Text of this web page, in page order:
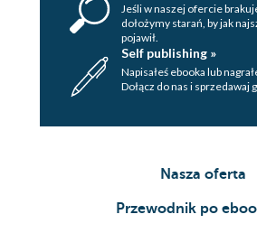
Jeśli w naszej ofercie
dołożymy starań, by jak
pojawił.
Self publishing »
Napisałeś ebooka lub
Dołącz do nas i sprzedawaj
Nasza oferta
Przewodnik po